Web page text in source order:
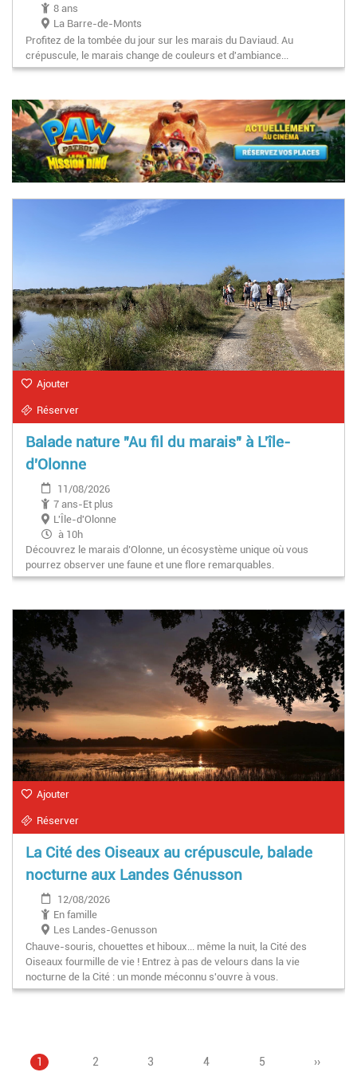
8 ans
La Barre-de-Monts
Profitez de la tombée du jour sur les marais du Daviaud. Au
crépuscule, le marais change de couleurs et d'ambiance...
Ajouter
Réserver
Balade nature "Au fil du marais" à L'île-
d'Olonne
11/08/2026
7 ans-Et plus
L'Île-d'Olonne
à 10h
Découvrez le marais d’Olonne, un écosystème unique où vous
pourrez observer une faune et une flore remarquables.
Ajouter
Réserver
La Cité des Oiseaux au crépuscule, balade
nocturne aux Landes Génusson
12/08/2026
En famille
Les Landes-Genusson
Chauve-souris, chouettes et hiboux... même la nuit, la Cité des
Oiseaux fourmille de vie ! Entrez à pas de velours dans la vie
nocturne de la Cité : un monde méconnu s'ouvre à vous.
Pagination
Page
1 Page
2 Page
3 Page
4 Page
5
Page
››